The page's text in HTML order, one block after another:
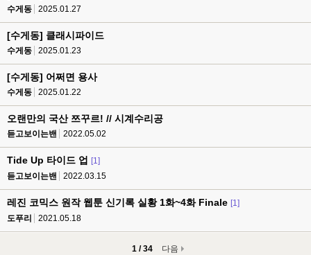
수게동 2025.01.27
[수게동] 클래시파이드
수게동 2025.01.23
[수게동] 어쩌면 용사
수게동 2025.01.22
오랜만의 국산 쯔꾸르! // 시계수리공
듣고보이는밴 2022.05.02
Tide Up 타이드 업
[1]
듣고보이는밴
2022.03.15
레진 코믹스 원작 웹툰 신기록 실황 1화~4화 Finale [1]
도푸리
2021.05.18
1 / 34 다음